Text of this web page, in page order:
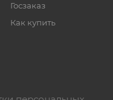
Госзаказ
Как купить